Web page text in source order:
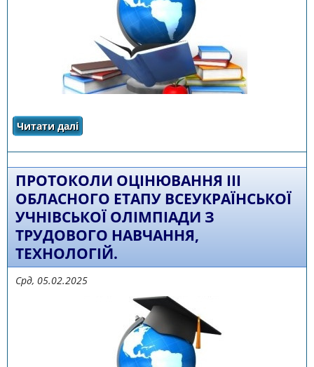
Читати далі
олімпіад з навчальних предметів у 2024/2025
ПРОТОКОЛИ ОЦІНЮВАННЯ ІІІ
ОБЛАСНОГО ЕТАПУ ВСЕУКРАЇНСЬКОЇ
УЧНІВСЬКОЇ ОЛІМПІАДИ З
ТРУДОВОГО НАВЧАННЯ,
ТЕХНОЛОГІЙ.
Срд, 05.02.2025